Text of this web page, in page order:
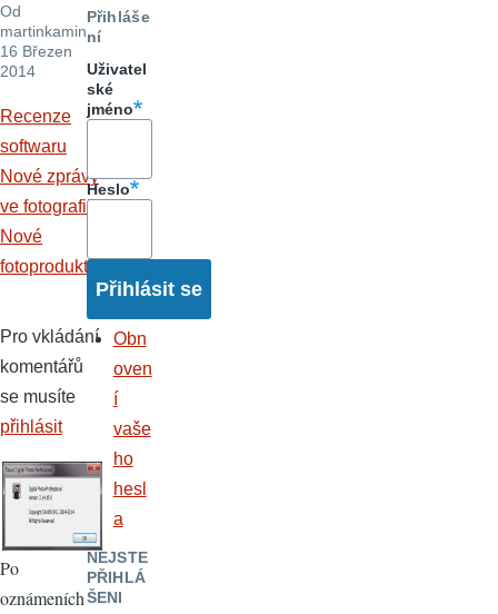
Od
martinkamin,
16 Březen
2014
Recenze
softwaru
Nové zprávy
ve fotografii
Nové
fotoprodukty
Pro vkládání
komentářů
se musíte
přihlásit
Po
oznámeních
Přihláše
ní
Uživatel
ské
jméno
Heslo
Obn
oven
í
vaše
ho
hesl
a
NEJSTE
PŘIHLÁ
ŠENI